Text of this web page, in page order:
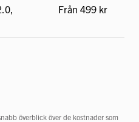
Från 499 kr
överblick över de kostnader som